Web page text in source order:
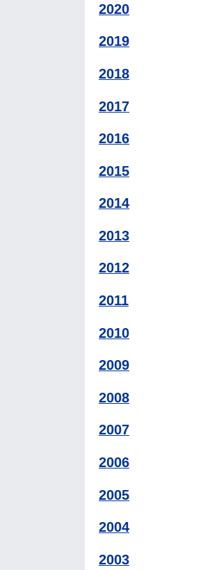
2020
2019
2018
2017
2016
2015
2014
2013
2012
2011
2010
2009
2008
2007
2006
2005
2004
2003